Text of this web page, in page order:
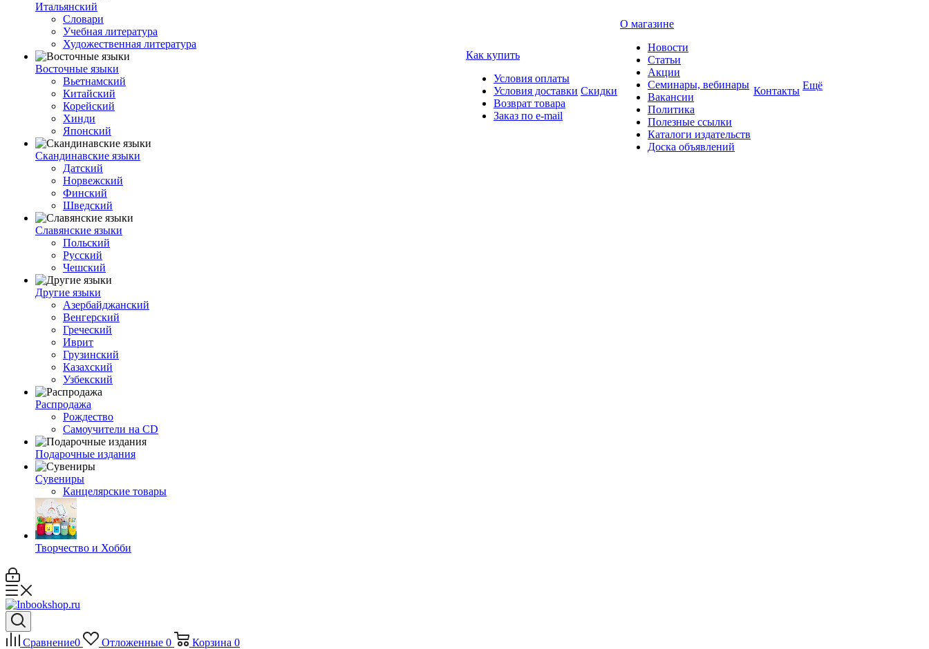
Итальянский
Словари
Учебная литература
Художественная литература
Восточные языки
Вьетнамский
Китайский
Корейский
Хинди
Японский
Скандинавские языки
Датский
Норвежский
Финский
Шведский
Славянские языки
Польский
Русский
Чешский
Другие языки
Азербайджанский
Венгерский
Греческий
Иврит
Грузинский
Казахский
Узбекский
Распродажа
Рождество
Самоучители на CD
Подарочные издания
Сувениры
Канцелярские товары
Творчество и Хобби
Как купить
Условия оплаты
Условия доставки
Возврат товара
Заказ по e-mail
Скидки
О магазине
Новости
Статьи
Акции
Семинары, вебинары
Вакансии
Политика
Полезные ссылки
Каталоги издательств
Доска объявлений
Контакты Ещё
Сравнение0 Отложенные 0 Корзина 0